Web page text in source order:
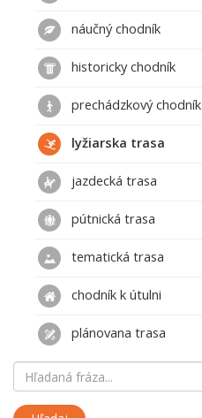
náučný chodník
historicky chodník
prechádzkový chodník
lyžiarska trasa
jazdecká trasa
pútnická trasa
tematická trasa
chodník k útulni
plánovana trasa